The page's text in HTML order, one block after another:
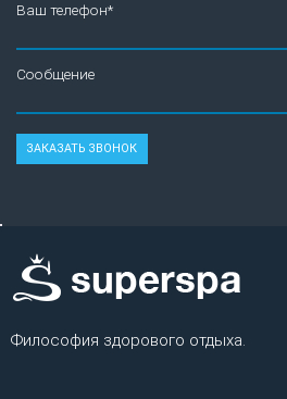
Ваш телефон*
Сообщение
Философия здорового отдыха.